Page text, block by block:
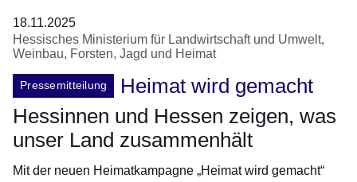
18.11.2025
Hessisches Ministerium für Landwirtschaft und Umwelt,
Weinbau, Forsten, Jagd und Heimat
Pressemitteilung
Heimat wird gemacht
Hessinnen und Hessen zeigen, was
unser Land zusammenhält
Mit der neuen Heimatkampagne „Heimat wird gemacht“